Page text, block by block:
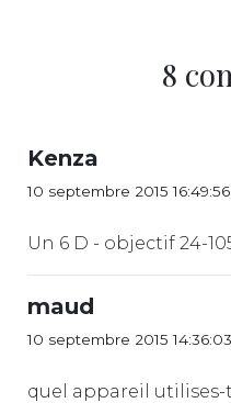
8
Kenza
10 septembre 2015 16:49:56
Un 6 D - objectif 24-
maud
10 septembre 2015 14:36:03
quel appareil